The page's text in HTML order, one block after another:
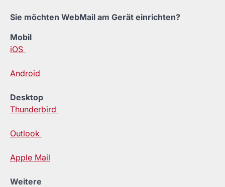
Sie möchten WebMail am Gerät einrichten?
Mobil
iOS
Android
Desktop
Thunderbird
Outlook
Apple Mail
Weitere